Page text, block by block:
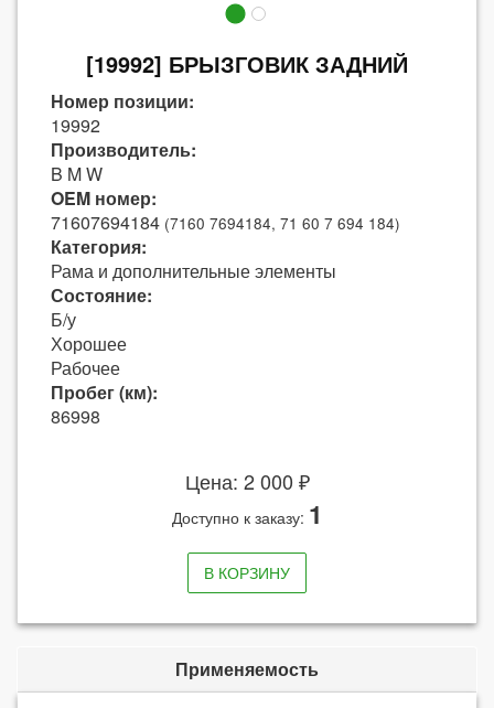
[19992] БРЫЗГОВИК ЗАДНИЙ
Номер позиции:
19992
Производитель:
B M W
OEM номер:
71607694184 (7160 7694184, 71 60 7 694 184)
Категория:
Рама и дополнительные элементы
Состояние:
Б/у
Хорошее
Рабочее
Пробег (км):
86998
Цена: 2 000 ₽
Доступно к заказу: 1
В КОРЗИНУ
Применяемость